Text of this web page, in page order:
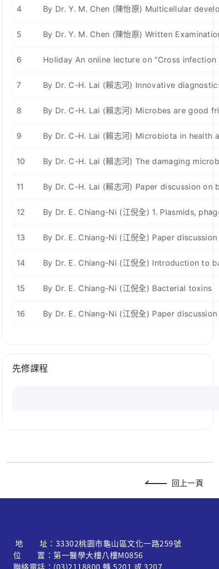
4 By Dr. Y. M. Chen (陳怡原) Multicellular
5 By Dr. Y. M. Chen (陳怡原) Written
6 Holiday An online lecture on "Cross
7 By Dr. C-H. Lai (賴志河) Innovative
8 By Dr. C-H. Lai (賴志河) Microbes are good
9 By Dr. C-H. Lai (賴志河) Microbiota in health
10 By Dr. C-H. Lai (賴志河) The damaging
11 By Dr. C-H. Lai (賴志河) Paper discussion on
12 By Dr. E. Chiang-Ni (江倪全) 1. Plasmids,
13 By Dr. E. Chiang-Ni (江倪全) Paper
14 By Dr. E. Chiang-Ni (江倪全) Introduction to
15 By Dr. E. Chiang-Ni (江倪全) Bacterial toxins
16 By Dr. E. Chiang-Ni (江倪全) Paper
先修課程
回上一頁
地 址：33302桃園市龜山區文化一路259號
位 置：第一醫學大樓八樓M0856
聯絡電話：(03)2118800 轉 5201 或 3207